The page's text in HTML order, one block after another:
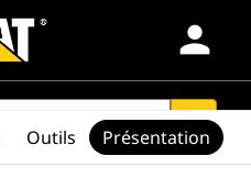
person
search
Outils Présentation